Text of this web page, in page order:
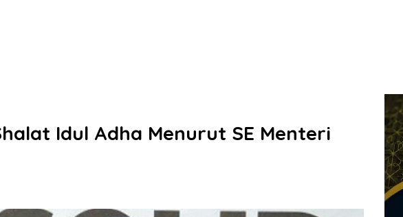
Idul Adha Menurut SE Menteri